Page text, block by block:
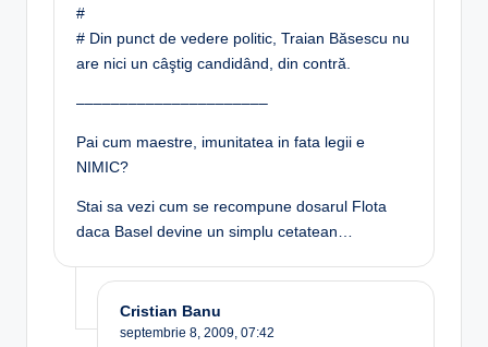
#
# Din punct de vedere politic, Traian Băsescu nu
are nici un câştig candidând, din contră.
––––––––––––––––––––––
Pai cum maestre, imunitatea in fata legii e
NIMIC?
Stai sa vezi cum se recompune dosarul Flota
daca Basel devine un simplu cetatean…
Cristian Banu
septembrie 8, 2009, 07:42